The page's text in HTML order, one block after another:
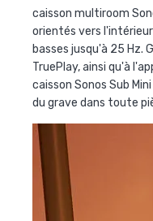
caisson multiroom
orientés vers
basses jusqu'à 25 Hz.
TruePlay, ainsi qu'à
caisson Sonos Sub
du grave dans toute